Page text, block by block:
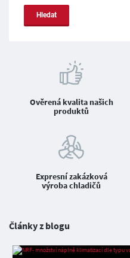
Hledat
Ověrená kvalita našich
produktů
Expresní zakázková
výroba chladičů
Články z blogu